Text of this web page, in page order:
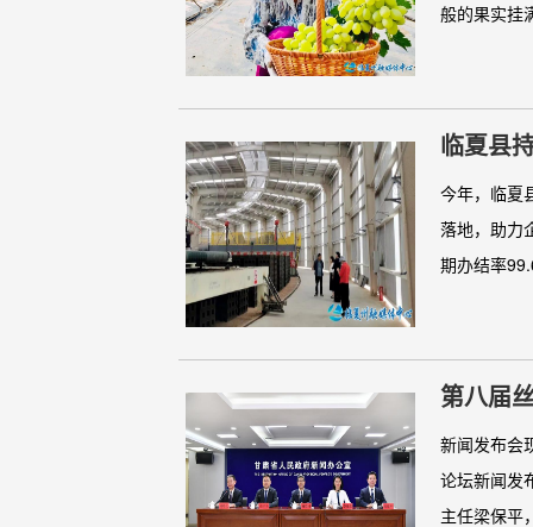
般的果实挂
临夏县
今年，临夏
落地，助力
期办结率
第八届
（文+图
新闻发布会
论坛新闻发
主任梁保平